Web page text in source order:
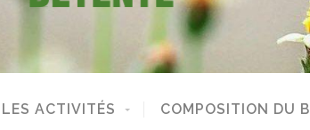
LES ACTIVITÉS COMPOSITION DU